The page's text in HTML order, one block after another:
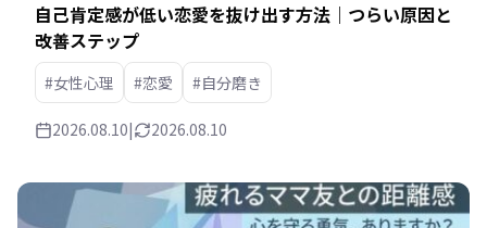
自己肯定感が低い恋愛を抜け出す方法｜つらい原因と
改善ステップ
#女性心理 #恋愛 #自分磨き
2026.08.10| 2026.08.10